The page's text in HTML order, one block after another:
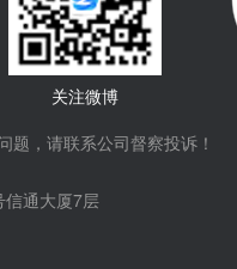
关注微博
题，请联系公司督察投诉！
信通大厦7层